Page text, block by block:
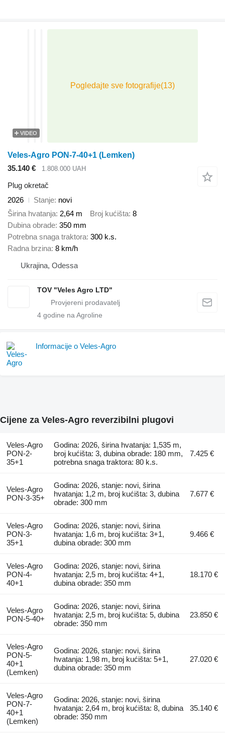
VIDEO
Veles-Agro PON-7-40+1 (Lemken)
35.140 €
1.808.000 UAH
Plug okretač
2026
Stanje novi
Širina hvatanja 2,64 m Broj kućišta 8
Dubina obrade 350 mm
Potrebna snaga traktora 300 k.s.
Radna brzina 8 km/h
Ukrajina, Odessa
TOV "Veles Agro LTD"
4 godine na Agroline
Informacije o Veles-Agro
Cijene za Veles-Agro reverzibilni plugovi
Veles-Agro
PON-2-
35+1
Godina: 2026, širina hvatanja: 1,535 m,
broj kućišta: 3, dubina obrade: 180 mm,
potrebna snaga traktora: 80 k.s.
7.425 €
Veles-Agro
PON-3-35+
Godina: 2026, stanje: novi, širina
hvatanja: 1,2 m, broj kućišta: 3, dubina
obrade: 300 mm
7.677 €
Veles-Agro
PON-3-
35+1
Godina: 2026, stanje: novi, širina
hvatanja: 1,6 m, broj kućišta: 3+1,
dubina obrade: 300 mm
9.466 €
Veles-Agro
PON-4-
40+1
Godina: 2026, stanje: novi, širina
hvatanja: 2,5 m, broj kućišta: 4+1,
dubina obrade: 350 mm
18.170 €
Veles-Agro
PON-5-40+
Godina: 2026, stanje: novi, širina
hvatanja: 2,5 m, broj kućišta: 5, dubina
obrade: 350 mm
23.850 €
Veles-Agro
PON-5-
40+1
(Lemken)
Godina: 2026, stanje: novi, širina
hvatanja: 1,98 m, broj kućišta: 5+1,
dubina obrade: 350 mm
27.020 €
Veles-Agro
PON-7-
40+1
(Lemken)
Godina: 2026, stanje: novi, širina
hvatanja: 2,64 m, broj kućišta: 8, dubina
obrade: 350 mm
35.140 €